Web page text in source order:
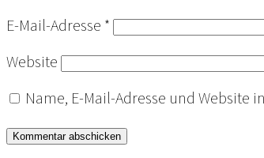
E-Mail-Adresse *
Website
Name, E-Mail-Adresse und